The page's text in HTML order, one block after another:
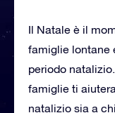
Il Natale è il
famiglie lontane
periodo
famiglie ti
natalizio sia a